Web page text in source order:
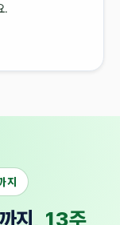
.
지
지, 13주